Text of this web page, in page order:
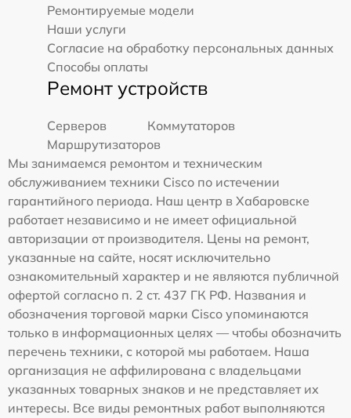
Ремонтируемые модели
Наши услуги
Согласие на обработку персональных данных
Способы оплаты
Ремонт устройств
Серверов
Коммутаторов
Маршрутизаторов
Мы занимаемся ремонтом и техническим
обслуживанием техники Cisco по истечении
гарантийного периода. Наш центр в Хабаровске
работает независимо и не имеет официальной
авторизации от производителя. Цены на ремонт,
указанные на сайте, носят исключительно
ознакомительный характер и не являются публичной
офертой согласно п. 2 ст. 437 ГК РФ. Названия и
обозначения торговой марки Cisco упоминаются
только в информационных целях — чтобы обозначить
перечень техники, с которой мы работаем. Наша
организация не аффилирована с владельцами
указанных товарных знаков и не представляет их
интересы. Все виды ремонтных работ выполняются